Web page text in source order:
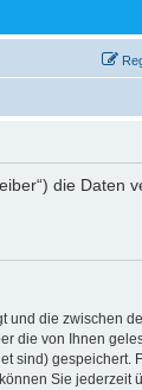
die Daten
und die zwischen
die von Ihnen
sind) gespeichert.
Sie jederzeit